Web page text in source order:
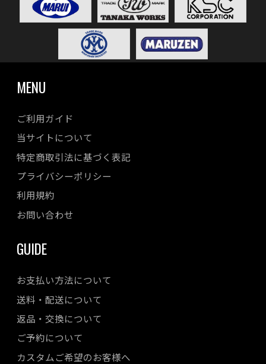
MENU
ご利用ガイド
当サイトについて
特定商取引法に基づく表記
プライバシーポリシー
利用規約
お問い合わせ
GUIDE
お支払い方法について
送料・配送について
返品・交換について
ご予約について
カスタムご希望のお客様へ